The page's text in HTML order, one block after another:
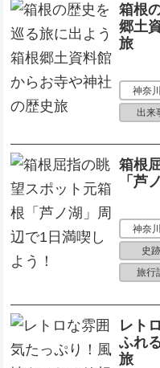
箱根
郷土
旅
神奈川
出来
箱根
「芦
神奈川
史跡
旅行
レト
ふれ
旅